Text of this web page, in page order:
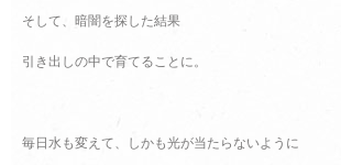
そして、暗闇を探した結果
引き出しの中で育てることに。
毎日水も変えて、しかも光が当たらないように